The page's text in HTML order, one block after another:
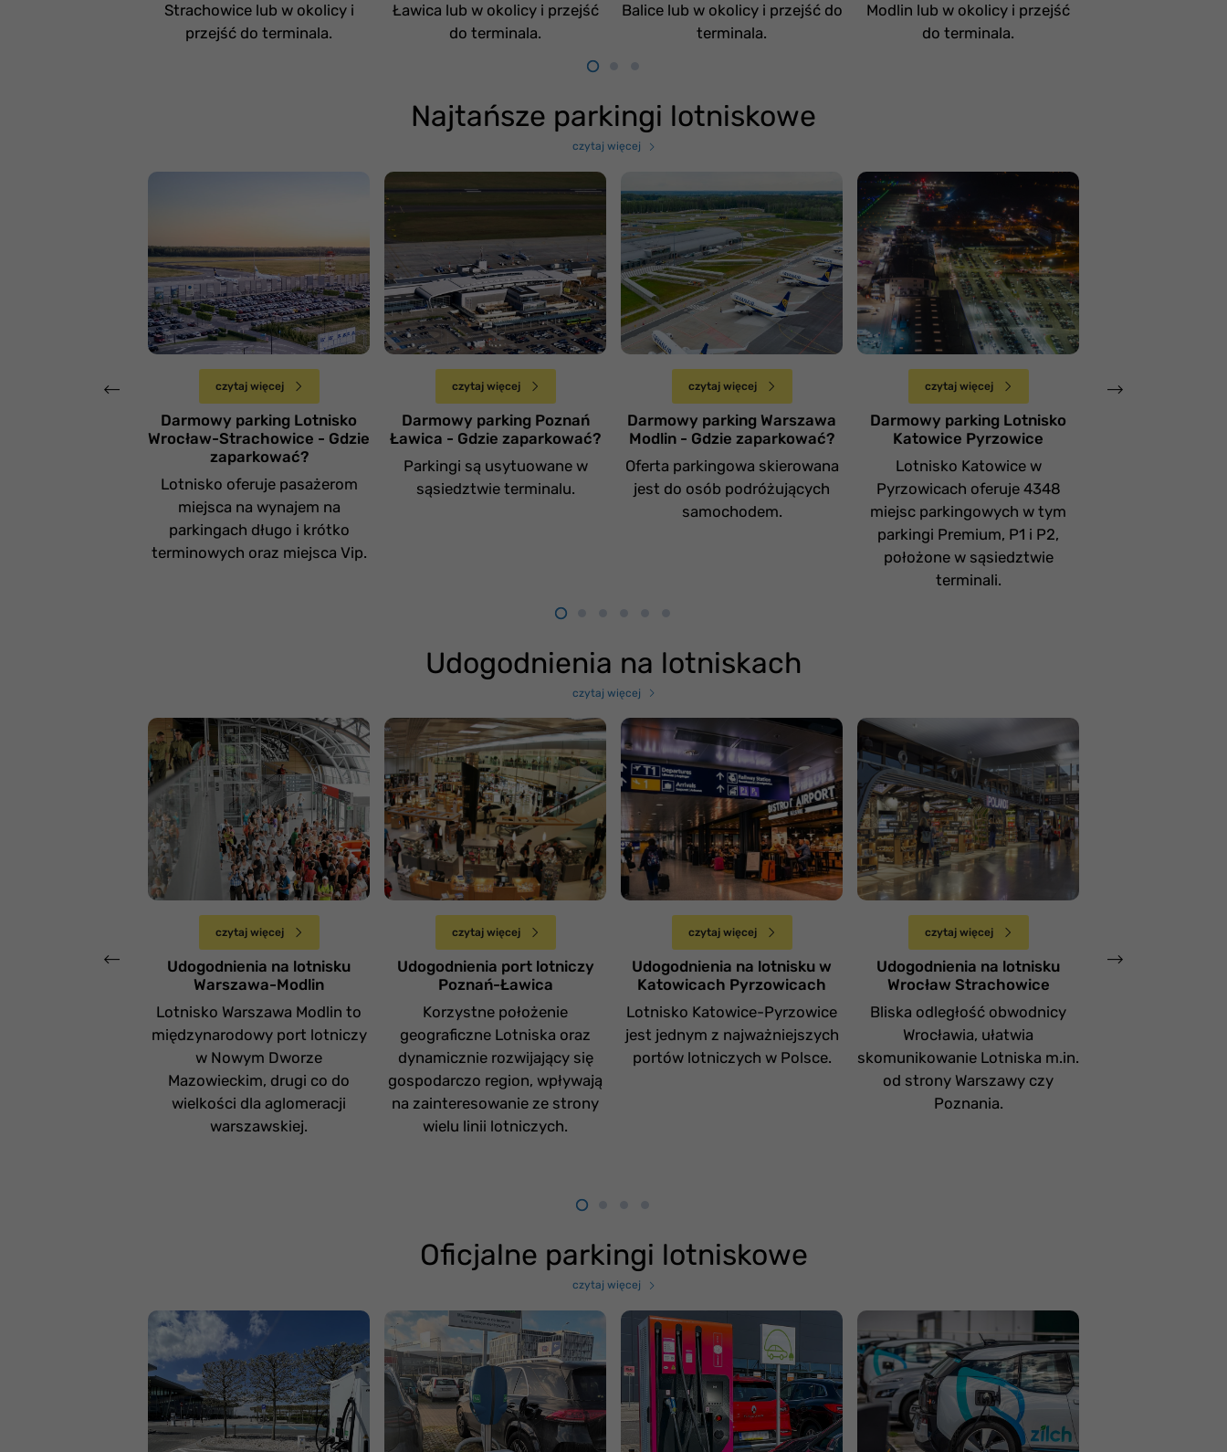
Strachowice lub w okolicy i
przejść do terminala.
Ławica lub w okolicy i przejść
do terminala.
Balice lub w okolicy i przejść do
terminala.
Modlin lub w okolicy i przejść
do terminala.
Najtańsze parkingi lotniskowe
czytaj więcej
Lotnisko Wrocław
Poniedziałek 5 lutego
czytaj więcej
Darmowy parking Lotnisko
Wrocław-Strachowice - Gdzie
zaparkować?
Lotnisko oferuje pasażerom
miejsca na wynajem na
parkingach długo i krótko
terminowych oraz miejsca Vip.
Lotnisko Poznań
Ławica
Wtorek 30 stycznia
czytaj więcej
Darmowy parking Poznań
Ławica - Gdzie zaparkować?
Parkingi są usytuowane w
sąsiedztwie terminalu.
Lotnisko Warszawa
Modlin
Wtorek 23 stycznia
czytaj więcej
Darmowy parking Warszawa
Modlin - Gdzie zaparkować?
Oferta parkingowa skierowana
jest do osób podróżujących
samochodem.
Lotnisko Katowice
Pyrzowice
Środa 17 stycznia
czytaj więcej
Darmowy parking Lotnisko
Katowice Pyrzowice
Lotnisko Katowice w
Pyrzowicach oferuje 4348
miejsc parkingowych w tym
parkingi Premium, P1 i P2,
położone w sąsiedztwie
terminali.
Udogodnienia na lotniskach
czytaj więcej
Lotnisko Warszawa-
Modlin
Sobota 6 kwietnia
czytaj więcej
Udogodnienia na lotnisku
Warszawa-Modlin
Lotnisko Warszawa Modlin to
międzynarodowy port lotniczy
w Nowym Dworze
Mazowieckim, drugi co do
wielkości dla aglomeracji
warszawskiej.
Lotnisko Poznań-
Ławica
Czwartek 28 marca
czytaj więcej
Udogodnienia port lotniczy
Poznań-Ławica
Korzystne położenie
geograficzne Lotniska oraz
dynamicznie rozwijający się
gospodarczo region, wpływają
na zainteresowanie ze strony
wielu linii lotniczych.
Lotnisko Katowice-
Pyrzowice
Piątek 22 marca
czytaj więcej
Udogodnienia na lotnisku w
Katowicach Pyrzowicach
Lotnisko Katowice-Pyrzowice
jest jednym z najważniejszych
portów lotniczych w Polsce.
Lotnisko Wrocław
Strachowice
Niedziela 10 marca
czytaj więcej
Udogodnienia na lotnisku
Wrocław Strachowice
Bliska odległość obwodnicy
Wrocławia, ułatwia
skomunikowanie Lotniska m.in.
od strony Warszawy czy
Poznania.
Udogodnienia
Oficjalne parkingi lotniskowe
czytaj więcej
Zasady parkowania
aut elektrycznych na
Lotnisku Kraków
Zasady parkowania
aut elektrycznych na
Zasady parkowania
aut elektrycznych na
Lotnisku w
Parking lotnisko
Chopina - czy można
naładować auto
elektryczne na